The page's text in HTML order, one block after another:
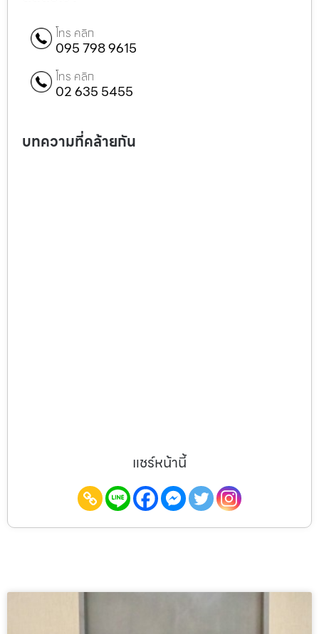
โทร คลิก
095 798 9615
โทร คลิก
02 635 5455
บทความที่คล้ายกัน
แชร์หน้านี้